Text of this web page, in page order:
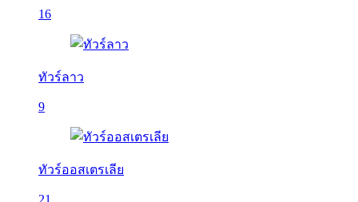
16
ทัวร์ลาว
9
ทัวร์ออสเตรเลีย
21